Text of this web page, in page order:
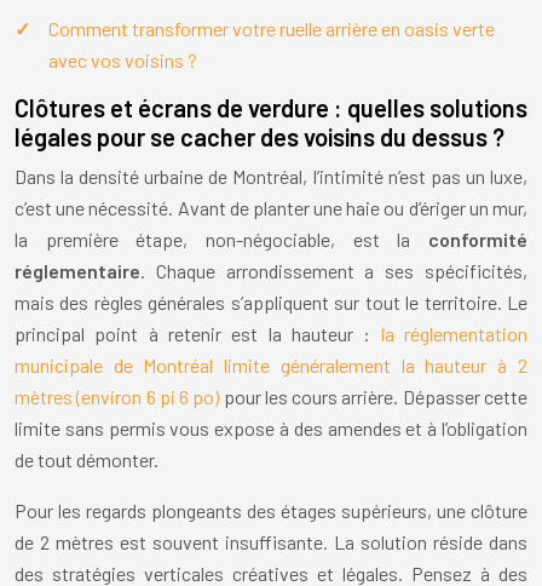
Comment transformer votre ruelle arrière en oasis verte
avec vos voisins ?
Clôtures et écrans de verdure : quelles solutions
légales pour se cacher des voisins du dessus ?
Dans la densité urbaine de Montréal, l’intimité n’est pas un luxe,
c’est une nécessité. Avant de planter une haie ou d’ériger un mur,
la première étape, non-négociable, est la conformité
réglementaire. Chaque arrondissement a ses spécificités,
mais des règles générales s’appliquent sur tout le territoire. Le
principal point à retenir est la hauteur : la réglementation
municipale de Montréal limite généralement la hauteur à 2
mètres (environ 6 pi 6 po) pour les cours arrière. Dépasser cette
limite sans permis vous expose à des amendes et à l’obligation
de tout démonter.
Pour les regards plongeants des étages supérieurs, une clôture
de 2 mètres est souvent insuffisante. La solution réside dans
des stratégies verticales créatives et légales. Pensez à des